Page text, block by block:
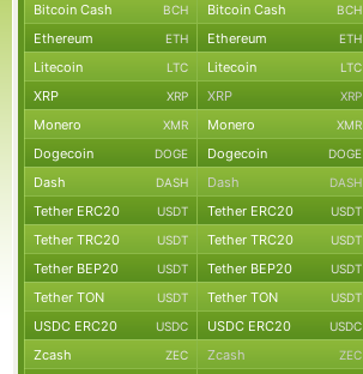
Bitcoin Cash BCH Bitcoin Cash BCH
Ethereum ETH Ethereum ETH
Litecoin LTC Litecoin LTC
XRP XRP XRP XRP
Monero XMR Monero XMR
Dogecoin DOGE Dogecoin DOGE
Dash DASH Dash DASH
Tether ERC20 USDT Tether ERC20 USDT
Tether TRC20 USDT Tether TRC20 USDT
Tether BEP20 USDT Tether BEP20 USDT
Tether TON USDT Tether TON USDT
USDC ERC20 USDC USDC ERC20 USDC
Zcash ZEC Zcash ZEC